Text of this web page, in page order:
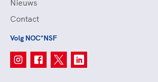
Nieuws
Contact
Volg NOC*NSF